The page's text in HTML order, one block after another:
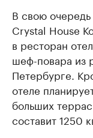
В свою
Crystal House
в ресторан
шеф-повара из
Петербурге.
отеле
больших
составит 1250